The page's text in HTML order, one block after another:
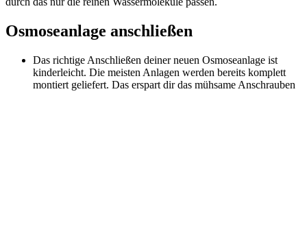
Osmoseanlage anschließen
Das richtige Anschließen deiner neuen Osmoseanlage ist
kinderleicht. Die meisten Anlagen werden bereits komplett
montiert geliefert. Das erspart dir das mühsame Anschrauben